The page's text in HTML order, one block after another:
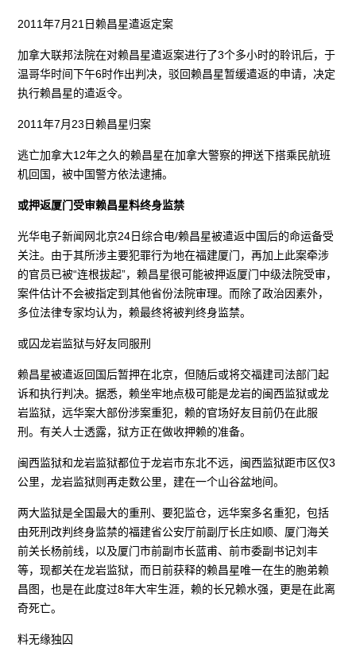
2011年7月21日赖昌星遣返定案
加拿大联邦法院在对赖昌星遣返案进行了3个多小时的聆讯后，于
温哥华时间下午6时作出判决，驳回赖昌星暂缓遣返的申请，决定
执行赖昌星的遣返令。
2011年7月23日赖昌星归案
逃亡加拿大12年之久的赖昌星在加拿大警察的押送下搭乘民航班
机回国，被中国警方依法逮捕。
或押返厦门受审赖昌星料终身监禁
光华电子新闻网北京24日综合电/赖昌星被遣返中国后的命运备受
关注。由于其所涉主要犯罪行为地在福建厦门，再加上此案牵涉
的官员已被“连根拔起”，赖昌星很可能被押返厦门中级法院受审，
案件估计不会被指定到其他省份法院审理。而除了政治因素外，
多位法律专家均认为，赖最终将被判终身监禁。
或囚龙岩监狱与好友同服刑
赖昌星被遣返回国后暂押在北京，但随后或将交福建司法部门起
诉和执行判决。据悉，赖坐牢地点极可能是龙岩的闽西监狱或龙
岩监狱，远华案大部份涉案重犯，赖的官场好友目前仍在此服
刑。有关人士透露，狱方正在做收押赖的准备。
闽西监狱和龙岩监狱都位于龙岩市东北不远，闽西监狱距市区仅3
公里，龙岩监狱则再走数公里，建在一个山谷盆地间。
两大监狱是全国最大的重刑、要犯监仓，远华案多名重犯，包括
由死刑改判终身监禁的福建省公安厅前副厅长庄如顺、厦门海关
前关长杨前线，以及厦门市前副市长蓝甫、前市委副书记刘丰
等，现都关在龙岩监狱，而日前获释的赖昌星唯一在生的胞弟赖
昌图，也是在此度过8年大牢生涯，赖的长兄赖水强，更是在此离
奇死亡。
料无缘独囚